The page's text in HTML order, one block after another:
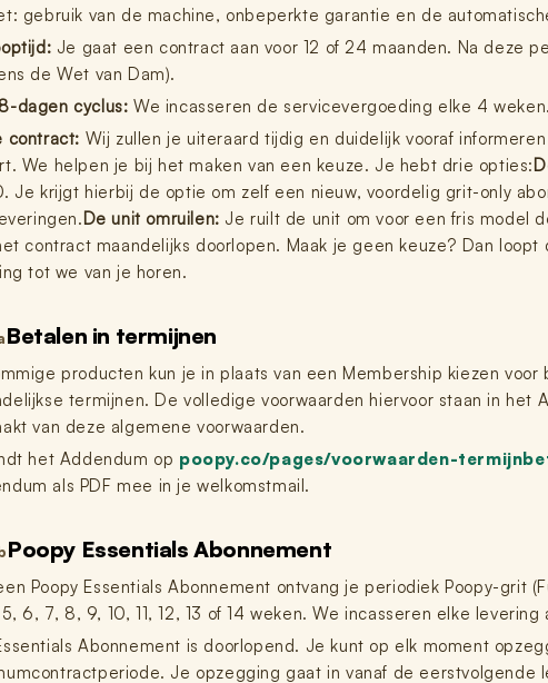
gebruik van de machine, onbeperkte garantie en de
Je gaat een contract aan voor 12 of 24 maanden. Na deze
de Wet van Dam).
dagen cyclus: We incasseren de servicevergoeding elke 4
contract: Wij zullen je uiteraard tijdig en duidelijk vooraf
We helpen je bij het maken van een keuze. Je hebt drie opties:
Je krijgt hierbij de optie om zelf een nieuw, voordelig grit-only
De unit omruilen: Je ruilt de unit om voor een fris model
contract maandelijks doorlopen. Maak je geen keuze? Dan
tot we van je horen.
Betalen in termijnen
producten kun je in plaats van een Membership kiezen
termijnen. De volledige voorwaarden hiervoor staan in het
van deze algemene voorwaarden.
het Addendum op poopy.co/pages/voorwaarden-
als PDF mee in je welkomstmail.
Poopy Essentials Abonnement
Poopy Essentials Abonnement ontvang je periodiek Poopy-grit
6, 7, 8, 9, 10, 11, 12, 13 of 14 weken. We incasseren elke levering
Abonnement is doorlopend. Je kunt op elk moment
Je opzegging gaat in vanaf de eerstvolgende